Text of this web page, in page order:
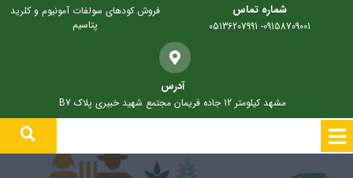
شماره تماس
09158709001- 05136207991
فروش کودهای سولفات آمونیوم و کلرید
پتاسیم
آدرس
مشهد کیلومتر 12 جاده فریمان مجتمع شهید خبیری پلاک B7